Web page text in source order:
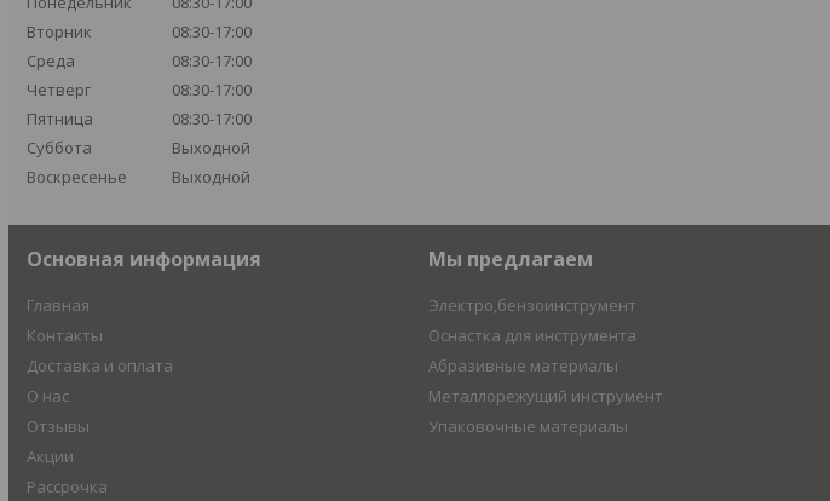
Вторник
08:30-17:00
Среда
08:30-17:00
Четверг
08:30-17:00
Пятница
08:30-17:00
Суббота
Выходной
Воскресенье
Выходной
Основная информация
Главная
Контакты
Доставка и оплата
О нас
Отзывы
Акции
Рассрочка
Мы предлагаем
Электро,бензоинструмент
Оснастка для инструмента
Абразивные материалы
Металлорежущий инструмент
Упаковочные материалы